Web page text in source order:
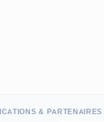
& PARTENAIRES